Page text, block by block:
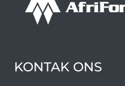
KONTAK ONS